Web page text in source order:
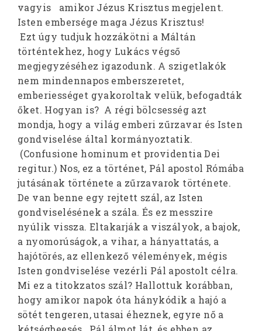
vagyis amikor Jézus Krisztus megjelent.
Isten embersége maga Jézus Krisztus!
Ezt úgy tudjuk hozzákötni a Máltán
történtekhez, hogy Lukács végső
megjegyzéséhez igazodunk. A szigetlakók
nem mindennapos emberszeretet,
emberiességet gyakoroltak velük, befogadták
őket. Hogyan is? A régi bölcsesség azt
mondja, hogy a világ emberi zűrzavar és Isten
gondviselése által kormányoztatik.
(Confusione hominum et providentia Dei
regitur.) Nos, ez a történet, Pál apostol Rómába
jutásának története a zűrzavarok története.
De van benne egy rejtett szál, az Isten
gondviselésének a szála. És ez messzire
nyúlik vissza. Eltakarják a viszályok, a bajok,
a nyomorúságok, a vihar, a hányattatás, a
hajótörés, az ellenkező vélemények, mégis
Isten gondviselése vezérli Pál apostolt célra.
Mi ez a titokzatos szál? Hallottuk korábban,
hogy amikor napok óta hánykódik a hajó a
sötét tengeren, utasai éheznek, egyre nő a